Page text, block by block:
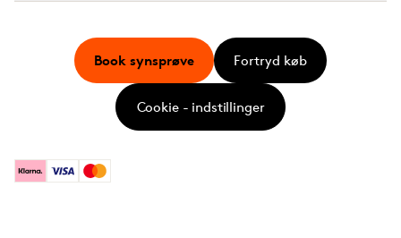
KlarnaVisa Mastercard
Book synsprøve Fortryd køb
Cookie - indstillinger